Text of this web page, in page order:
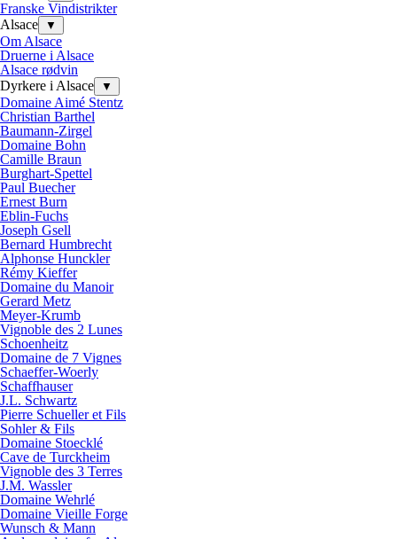
Franske Vindistrikter
Alsace
▼
Om Alsace
Druerne i Alsace
Alsace rødvin
Dyrkere i Alsace
▼
Domaine Aimé Stentz
Christian Barthel
Baumann-Zirgel
Domaine Bohn
Camille Braun
Burghart-Spettel
Paul Buecher
Ernest Burn
Eblin-Fuchs
Joseph Gsell
Bernard Humbrecht
Alphonse Hunckler
Rémy Kieffer
Domaine du Manoir
Gerard Metz
Meyer-Krumb
Vignoble des 2 Lunes
Schoenheitz
Domaine de 7 Vignes
Schaeffer-Woerly
Schaffhauser
J.L. Schwartz
Pierre Schueller et Fils
Sohler & Fils
Domaine Stoecklé
Cave de Turckheim
Vignoble des 3 Terres
J.M. Wassler
Domaine Wehrlé
Domaine Vieille Forge
Wunsch & Mann